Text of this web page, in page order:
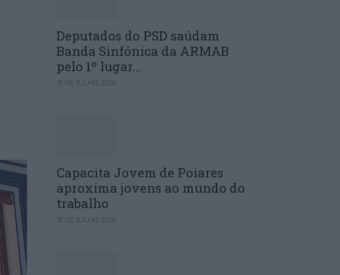
Deputados do PSD saúdam
Banda Sinfónica da ARMAB
pelo 1º lugar...
31 DE JULHO, 2026
Capacita Jovem de Poiares
aproxima jovens ao mundo do
trabalho
31 DE JULHO, 2026